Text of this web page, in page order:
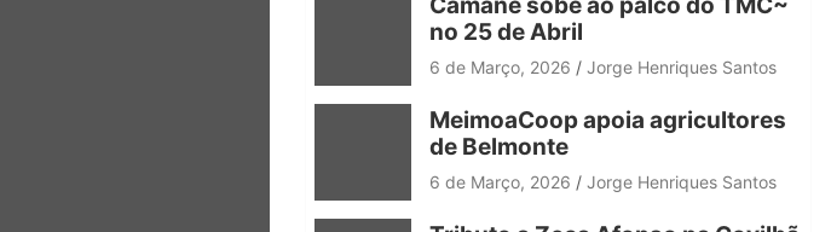
no 25 de Abril
6 de Março, 2026 Jorge Henriques Santos
MeimoaCoop apoia agricultores
de Belmonte
6 de Março, 2026 Jorge Henriques Santos